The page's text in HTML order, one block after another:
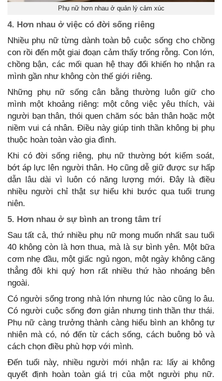
Phụ nữ hơn nhau ở quản lý cảm xúc
4. Hơn nhau ở việc có đời sống riêng
Nhiều phụ nữ từng dành toàn bộ cuộc sống cho chồng
con rồi đến một giai đoạn cảm thấy trống rỗng. Con lớn,
chồng bận, các mối quan hệ thay đổi khiến họ nhận ra
mình gần như không còn thế giới riêng.
Những phụ nữ sống cân bằng thường luôn giữ cho
mình một khoảng riêng: một công việc yêu thích, vài
người bạn thân, thói quen chăm sóc bản thân hoặc một
niềm vui cá nhân. Điều này giúp tinh thần không bị phụ
thuộc hoàn toàn vào gia đình.
Khi có đời sống riêng, phụ nữ thường bớt kiểm soát,
bớt áp lực lên người thân. Họ cũng dễ giữ được sự hấp
dẫn lâu dài vì luôn có năng lượng mới. Đây là điều
nhiều người chỉ thật sự hiểu khi bước qua tuổi trung
niên.
5. Hơn nhau ở sự bình an trong tâm trí
Sau tất cả, thứ nhiều phụ nữ mong muốn nhất sau tuổi
40 không còn là hơn thua, mà là sự bình yên. Một bữa
cơm nhẹ đầu, một giấc ngủ ngon, một ngày không căng
thẳng đôi khi quý hơn rất nhiều thứ hào nhoáng bên
ngoài.
Có người sống trong nhà lớn nhưng lúc nào cũng lo âu.
Có người cuộc sống đơn giản nhưng tinh thần thư thái.
Phụ nữ càng trưởng thành càng hiểu bình an không tự
nhiên mà có, nó đến từ cách sống, cách buông bỏ và
cách chọn điều phù hợp với mình.
Đến tuổi này, nhiều người mới nhận ra: lấy ai không
quyết định hoàn toàn giá trị của một người phụ nữ.